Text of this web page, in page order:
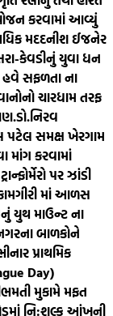
કરવામાં આવ્યું
મદદનીશ ઈજનેર
કેવડીનું યુવા ધન
હવે સફળતા ના
ચારધામ તરફ
ડો.નિરવ
પટેલ સમક્ષ ખેરગામ
માંગ કરવામાં
પર ઝાંડી
માં આળસ
યુથ માઉન્ટ ના
બાળકોને
પ્રાથમિક
Day)
મુકામે મફત
નિ:શુલ્ક આંખની